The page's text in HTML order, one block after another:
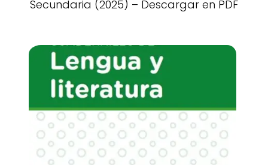
Secundaria (2025) – Descargar en PDF